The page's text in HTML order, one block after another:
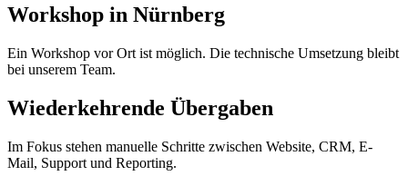
Workshop in Nürnberg
Ein Workshop vor Ort ist möglich. Die technische Umsetzung bleibt
bei unserem Team.
Wiederkehrende Übergaben
Im Fokus stehen manuelle Schritte zwischen Website, CRM, E-
Mail, Support und Reporting.